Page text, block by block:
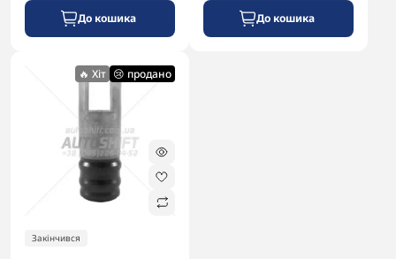
До кошика До кошика
🔥 Хіт 😢 продано
Закінчився